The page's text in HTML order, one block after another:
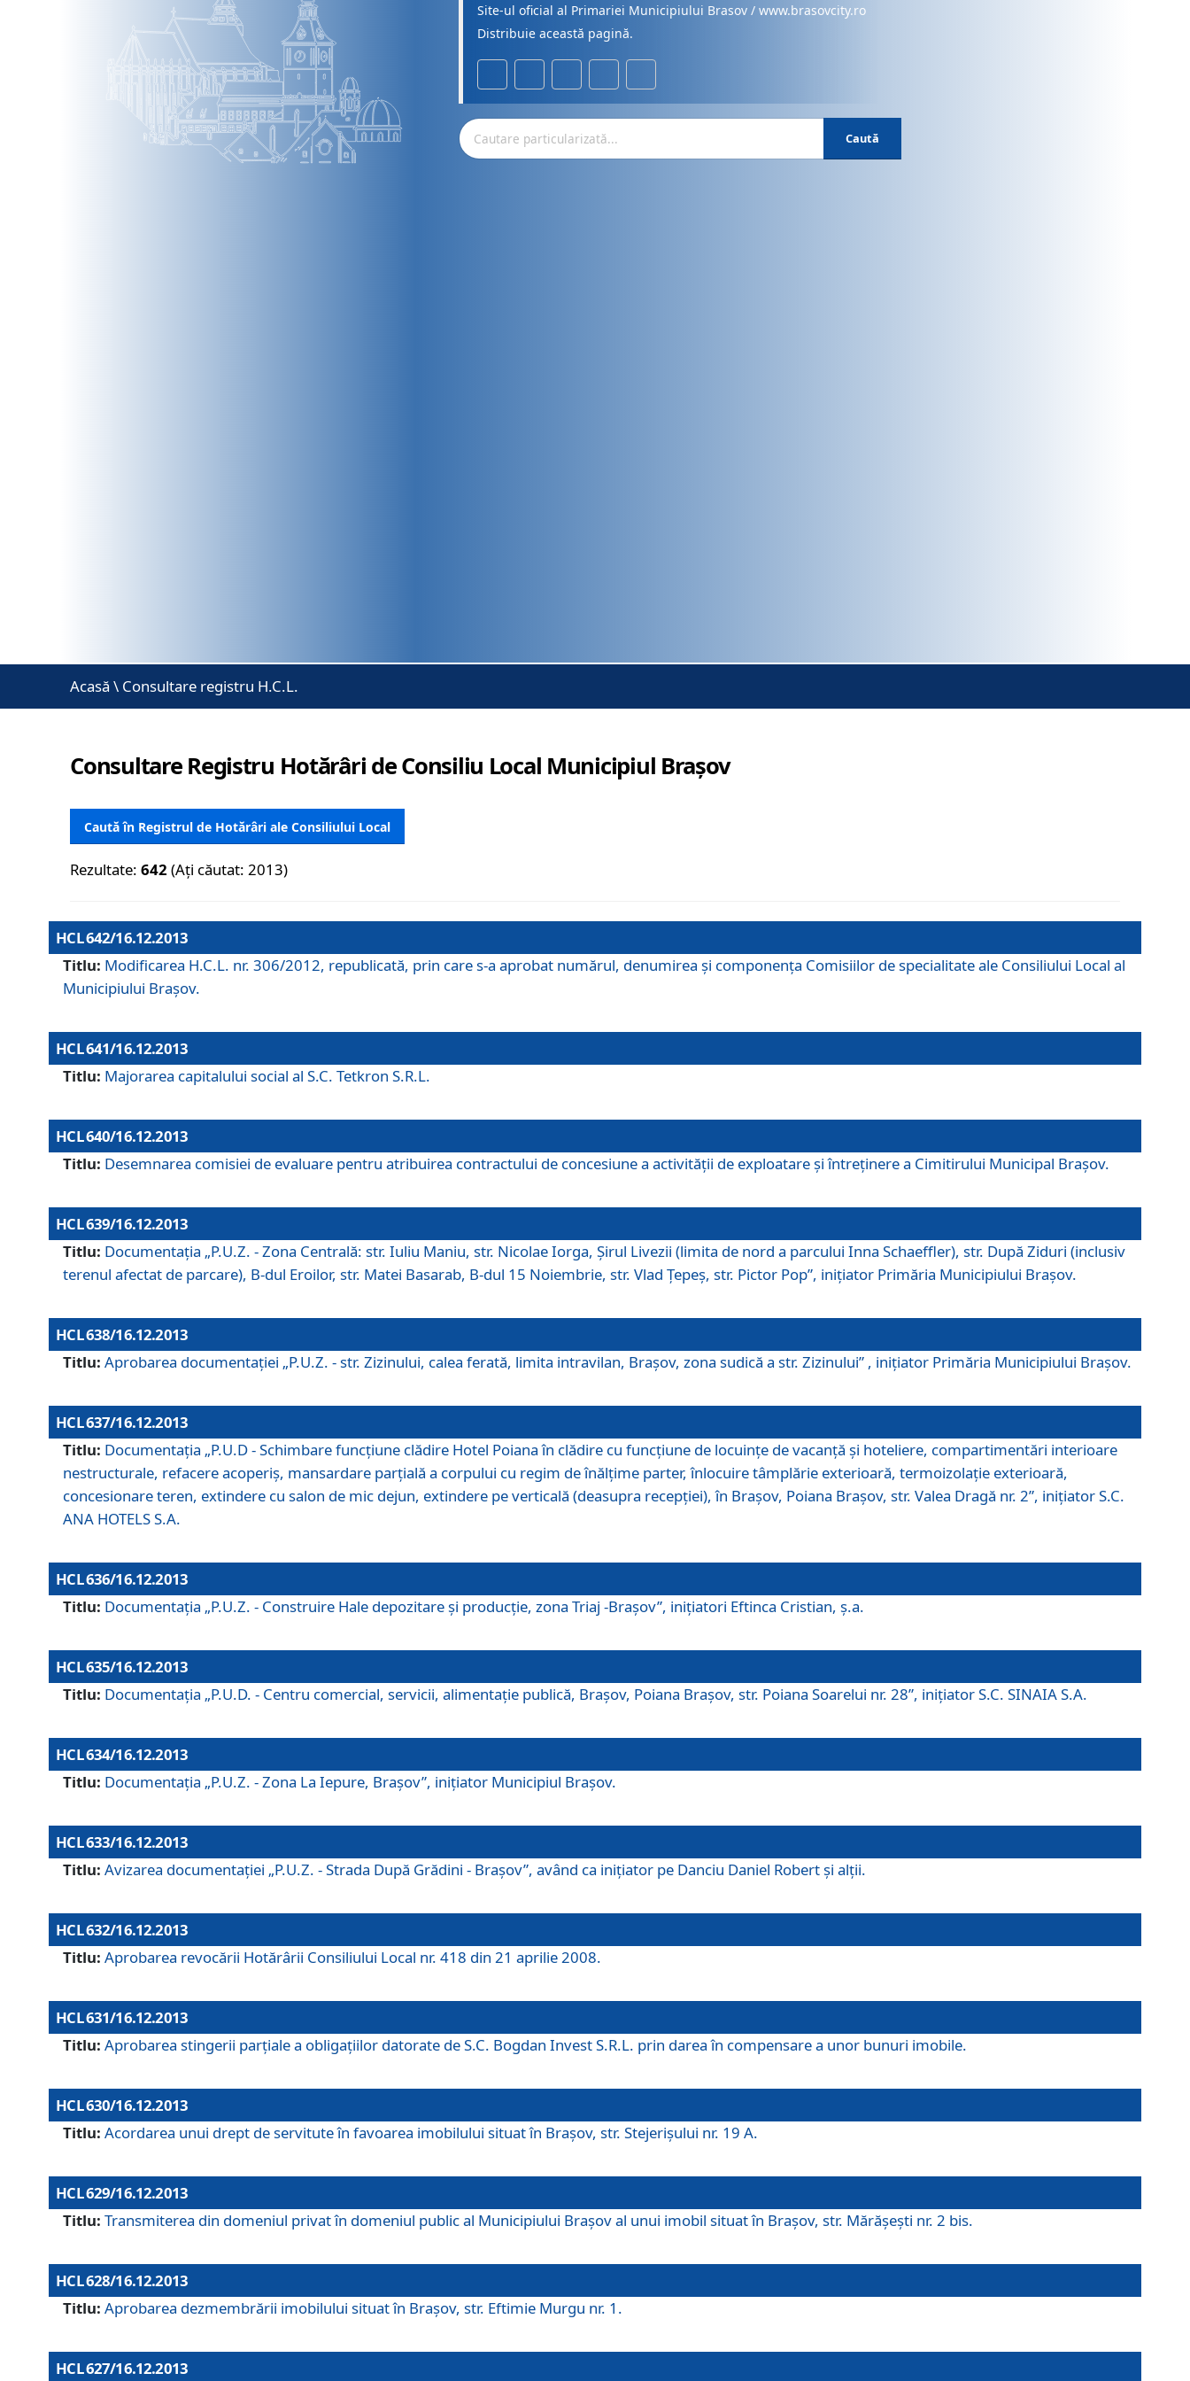
Site-ul oficial al Primariei Municipiului Brasov / www.brasovcity.ro
Distribuie această pagină.
Caută
Acasă \ Consultare registru H.C.L.
Consultare Registru Hotărâri de Consiliu Local Municipiul Brașov
Caută în Registrul de Hotărâri ale Consiliului Local
Rezultate:642 (Ați căutat: 2013)
HCL 642/16.12.2013
Titlu: Modificarea H.C.L. nr. 306/2012, republicată, prin care s-a aprobat numărul, denumirea şi componenţa Comisiilor de specialitate ale Consiliului Local al
Municipiului Braşov.
HCL 641/16.12.2013
Titlu: Majorarea capitalului social al S.C. Tetkron S.R.L.
HCL 640/16.12.2013
Titlu: Desemnarea comisiei de evaluare pentru atribuirea contractului de concesiune a activităţii de exploatare şi întreţinere a Cimitirului Municipal Braşov.
HCL 639/16.12.2013
Titlu: Documentaţia „P.U.Z. - Zona Centrală: str. Iuliu Maniu, str. Nicolae Iorga, Şirul Livezii (limita de nord a parcului Inna Schaeffler), str. După Ziduri (inclusiv
terenul afectat de parcare), B-dul Eroilor, str. Matei Basarab, B-dul 15 Noiembrie, str. Vlad Ţepeş, str. Pictor Pop”, iniţiator Primăria Municipiului Braşov.
HCL 638/16.12.2013
Titlu: Aprobarea documentaţiei „P.U.Z. - str. Zizinului, calea ferată, limita intravilan, Braşov, zona sudică a str. Zizinului” , iniţiator Primăria Municipiului Braşov.
HCL 637/16.12.2013
Titlu: Documentaţia „P.U.D - Schimbare funcţiune clădire Hotel Poiana în clădire cu funcţiune de locuinţe de vacanţă şi hoteliere, compartimentări interioare
nestructurale, refacere acoperiş, mansardare parţială a corpului cu regim de înălţime parter, înlocuire tâmplărie exterioară, termoizolaţie exterioară,
concesionare teren, extindere cu salon de mic dejun, extindere pe verticală (deasupra recepţiei), în Braşov, Poiana Braşov, str. Valea Dragă nr. 2”, iniţiator S.C.
ANA HOTELS S.A.
HCL 636/16.12.2013
Titlu: Documentaţia „P.U.Z. - Construire Hale depozitare şi producţie, zona Triaj -Braşov”, iniţiatori Eftinca Cristian, ş.a.
HCL 635/16.12.2013
Titlu: Documentaţia „P.U.D. - Centru comercial, servicii, alimentaţie publică, Braşov, Poiana Braşov, str. Poiana Soarelui nr. 28”, iniţiator S.C. SINAIA S.A.
HCL 634/16.12.2013
Titlu: Documentaţia „P.U.Z. - Zona La Iepure, Braşov”, iniţiator Municipiul Braşov.
HCL 633/16.12.2013
Titlu: Avizarea documentaţiei „P.U.Z. - Strada După Grădini - Braşov”, având ca iniţiator pe Danciu Daniel Robert şi alţii.
HCL 632/16.12.2013
Titlu: Aprobarea revocării Hotărârii Consiliului Local nr. 418 din 21 aprilie 2008.
HCL 631/16.12.2013
Titlu: Aprobarea stingerii parţiale a obligaţiilor datorate de S.C. Bogdan Invest S.R.L. prin darea în compensare a unor bunuri imobile.
HCL 630/16.12.2013
Titlu: Acordarea unui drept de servitute în favoarea imobilului situat în Braşov, str. Stejerişului nr. 19 A.
HCL 629/16.12.2013
Titlu: Transmiterea din domeniul privat în domeniul public al Municipiului Braşov al unui imobil situat în Braşov, str. Mărăşeşti nr. 2 bis.
HCL 628/16.12.2013
Titlu: Aprobarea dezmembrării imobilului situat în Braşov, str. Eftimie Murgu nr. 1.
HCL 627/16.12.2013